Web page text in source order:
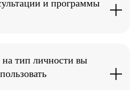
Страхова
Я давно искала возможность
MBTI в России и случайно
о вашем курсе в
очень понравилась структура
и программы
на тип личности вы